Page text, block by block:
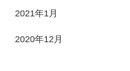
2021年1月
2020年12月